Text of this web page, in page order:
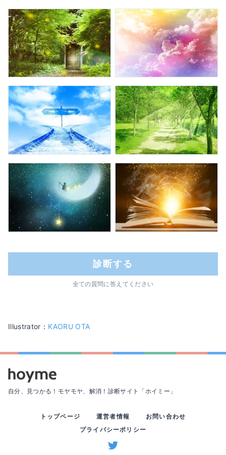
診断する
全ての質問に答えてください
Illustrator： KAORU OTA
自分、見つかる！モヤモヤ、解消！ 診断サイト「ホイミー」
トップページ 運営者情報
お問い合わせ
プライバシーポリシー